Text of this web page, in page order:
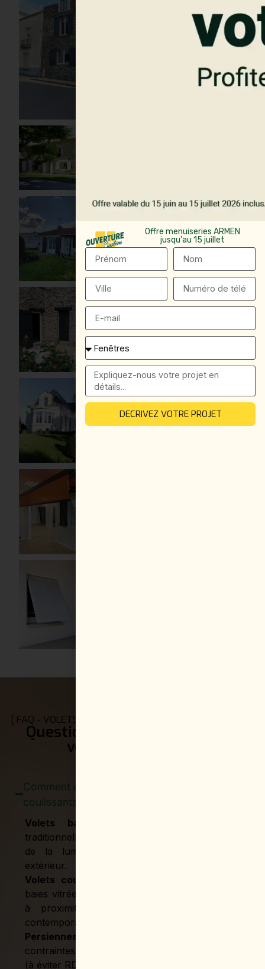
Suivi serein : devis
annoncés, garanties
claires, SAV réactif
[ FAQ - VOLETS BATTANTS, COULISSANTS, PERSIENNES ]
Questions fréquentes sur nos
volets sur-mesure
Comment choisir entre volets battants,
coulissants et persiennes ?
Volets battants
traditionnelles, recherche d’authenticité, maîtrise
de la lumière. Nécessitent un débattement
extérieur.
Volets coulissants
baies vitrées, architectures modernes, terrasses
à proximité (pas de débattement). Design
contemporain.
Persiennes
contraintes, petites fenêtres. Protection moindre
(à éviter RDC exposé).
Offre menuiseries ARMEN
jusqu'au 15 juillet
DECRIVEZ VOTRE PROJET